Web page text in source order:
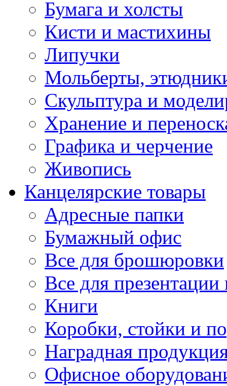
Бумага и холсты
Кисти и мастихины
Липучки
Мольберты,
Скульптура и
Хранение и
Графика и черчение
Живопись
Канцелярские товары
Адресные папки
Бумажный офис
Все для брошюровки
Все для
Книги
Коробки, стойки и
Наградная
Офисное